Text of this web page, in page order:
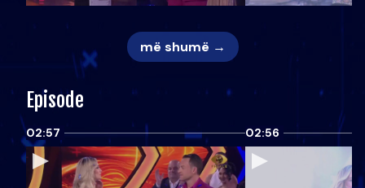
më shumë →
Episode
02:57 02:56